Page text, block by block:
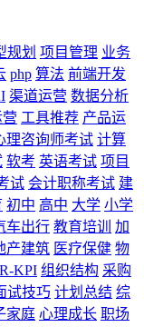
规划 项目管理 业务
php 算法 前端开发
渠道运营 数据分析
工具推荐 产品运
理咨询师考试 计算
软考 英语考试 项目
试 会计职称考试 建
初中 高中 大学 小学
车出行 教育培训
加
产建筑 医疗保健 物
KPI 组织结构 采购
试技巧 计划总结 综
家庭 心理成长 职场